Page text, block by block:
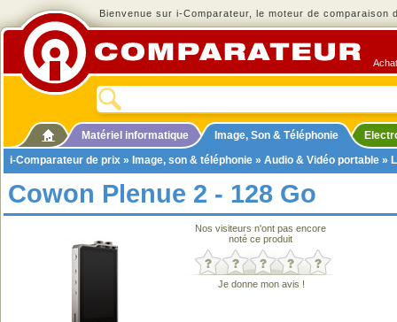
Bienvenue sur i-Comparateur, le moteur de comparaison
Matériel informatique Image, Son & Téléphonie
i-Comparateur de prix » Image, son & téléphonie » Audio & Vidéo portable »
Cowon Plenue 2 - 128 Go
Nos visiteurs n'ont pas encore
noté ce produit
Je donne mon avis !